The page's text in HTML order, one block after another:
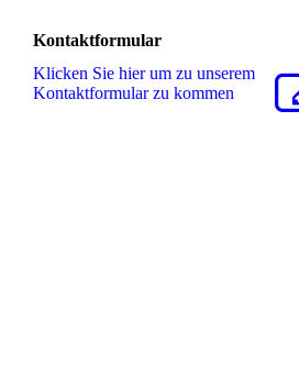
Kontaktformular
Klicken Sie hier um zu unserem
Kon­takt­for­mu­lar zu kommen